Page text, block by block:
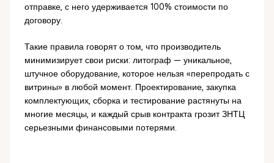
отправке, с него удерживается 100% стоимости по
договору.
Такие правила говорят о том, что производитель
минимизирует свои риски: литограф — уникальное,
штучное оборудование, которое нельзя «перепродать с
витрины» в любой момент. Проектирование, закупка
комплектующих, сборка и тестирование растянуты на
многие месяцы, и каждый срыв контракта грозит ЗНТЦ
серьезными финансовыми потерями.